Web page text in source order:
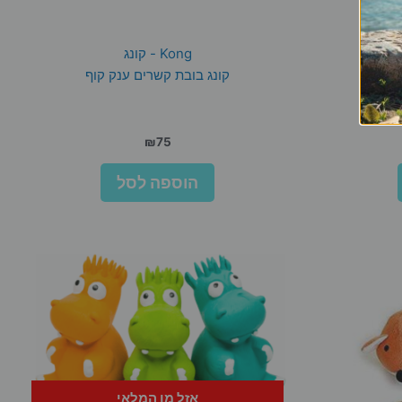
Kong - קונג
קונג בובת קשרים ענק קוף
₪75
הוספה לסל
אזל מן המלאי